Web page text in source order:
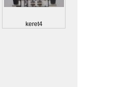
keret4